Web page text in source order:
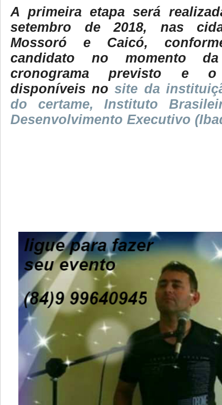
A primeira etapa será
setembro de 2018, nas
Mossoró e Caicó,
candidato no momento
cronograma previsto e
disponíveis nosite da
do certame, Instituto
Desenvolvimento Executivo